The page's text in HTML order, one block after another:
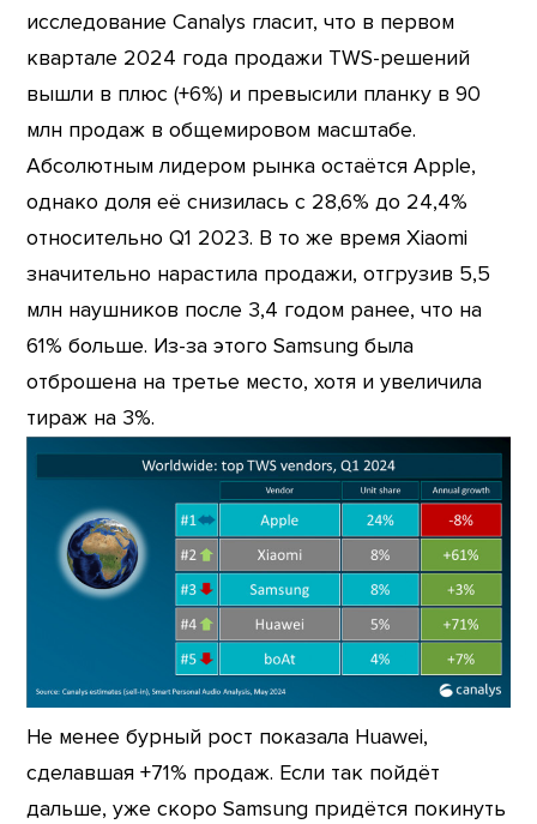
исследование Canalys гласит, что в первом
квартале 2024 года продажи TWS-решений
вышли в плюс (+6%) и превысили планку в 90
млн продаж в общемировом масштабе.
Абсолютным лидером рынка остаётся Apple,
однако доля её снизилась с 28,6% до 24,4%
относительно Q1 2023. В то же время Xiaomi
значительно нарастила продажи, отгрузив 5,5
млн наушников после 3,4 годом ранее, что на
61% больше. Из-за этого Samsung была
отброшена на третье место, хотя и увеличила
тираж на 3%.
Не менее бурный рост показала Huawei,
сделавшая +71% продаж. Если так пойдёт
дальше, уже скоро Samsung придётся покинуть